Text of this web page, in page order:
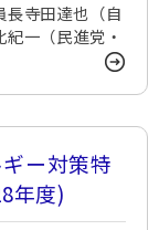
長寺田達也（自
一（民進党・
ー対策特
年度)